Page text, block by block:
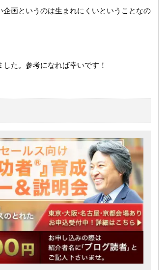
画というのは生まれにくいということなの
た。参考になれば幸いです！